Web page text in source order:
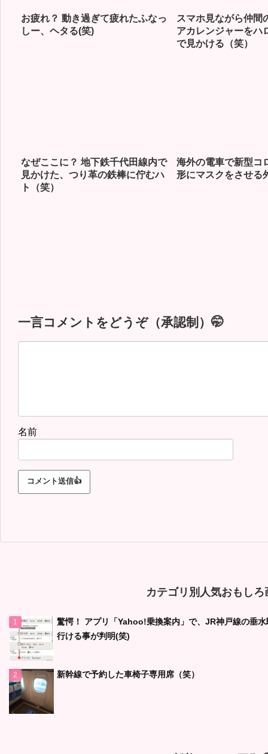
お疲れ？ 動き過ぎて疲れたふなっ
しー、ヘタる(笑)
スマホ見ながら仲間
アカレンジャーをハ
で見かける（笑）
なぜここに？ 地下鉄千代田線内で
見かけた、つり革の鉄棒に佇むハ
ト（笑）
海外の電車で新型コ
形にマスクをさせる
一言コメントをどうぞ（承認制）🤭
名前
カテゴリ別人気おもしろ
驚愕！ アプリ「Yahoo!乗換案内」で、JR神戸線の垂
行ける事が判明(笑)
新幹線で予約した車椅子専用席（笑）